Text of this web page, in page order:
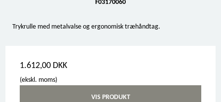
F03170060
Trykrulle med metalvalse og ergonomisk træhåndtag.
1.612,00 DKK
(ekskl. moms)
VIS PRODUKT